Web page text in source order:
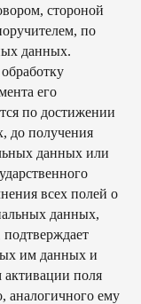
стороной
по
данных.
его
по достижении
до получения
данных или
всех полей о
данных,
им данных и
активации поля
аналогичного ему